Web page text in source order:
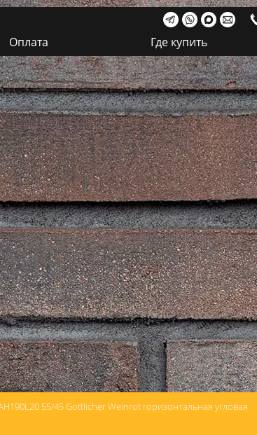
Оплата Где купить
55/45 Gottlicher Weinrot горизонтальная угловая